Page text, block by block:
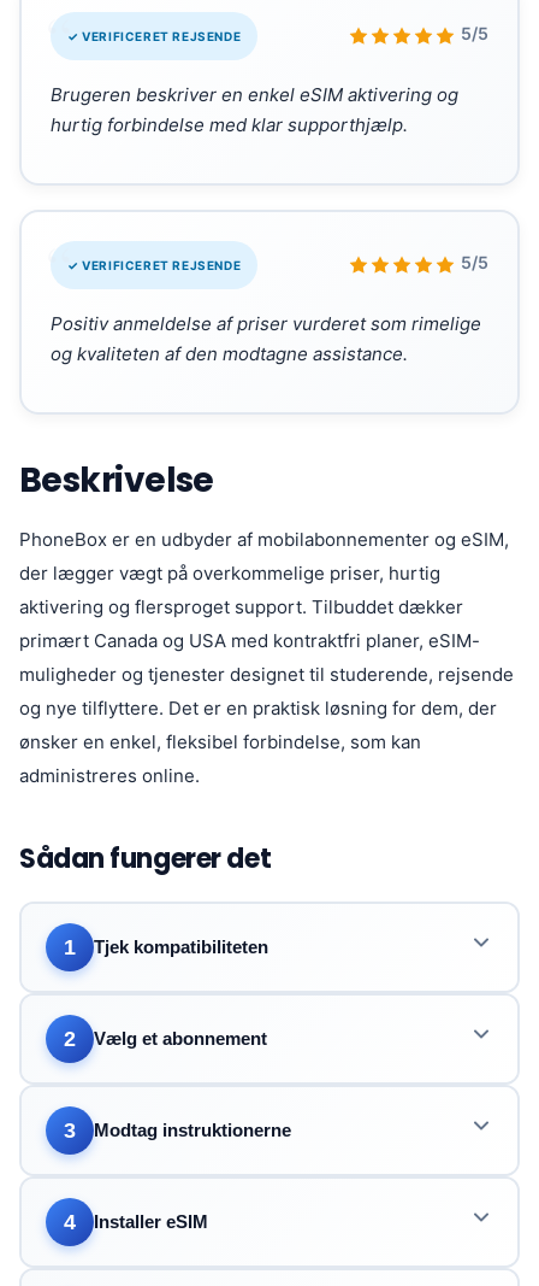
✓ VERIFICERET REJSENDE 5/5
“
Brugeren beskriver en enkel eSIM aktivering og
hurtig forbindelse med klar supporthjælp.
✓ VERIFICERET REJSENDE 5/5
“
Positiv anmeldelse af priser vurderet som rimelige
og kvaliteten af den modtagne assistance.
Beskrivelse
PhoneBox er en udbyder af mobilabonnementer og eSIM,
der lægger vægt på overkommelige priser, hurtig
aktivering og flersproget support. Tilbuddet dækker
primært Canada og USA med kontraktfri planer, eSIM-
muligheder og tjenester designet til studerende, rejsende
og nye tilflyttere. Det er en praktisk løsning for dem, der
ønsker en enkel, fleksibel forbindelse, som kan
administreres online.
Sådan fungerer det
1 Tjek kompatibiliteten
2 Vælg et abonnement
3 Modtag instruktionerne
4 Installer eSIM